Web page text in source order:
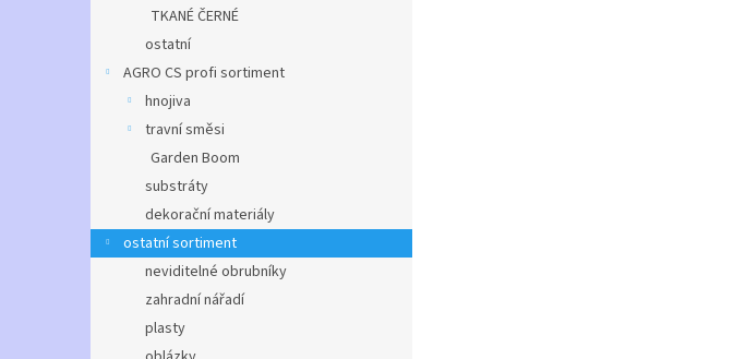
TKANÉ ČERNÉ
ostatní
AGRO CS profi sortiment
hnojiva
travní směsi
Garden Boom
substráty
dekorační materiály
ostatní sortiment
neviditelné obrubníky
zahradní nářadí
plasty